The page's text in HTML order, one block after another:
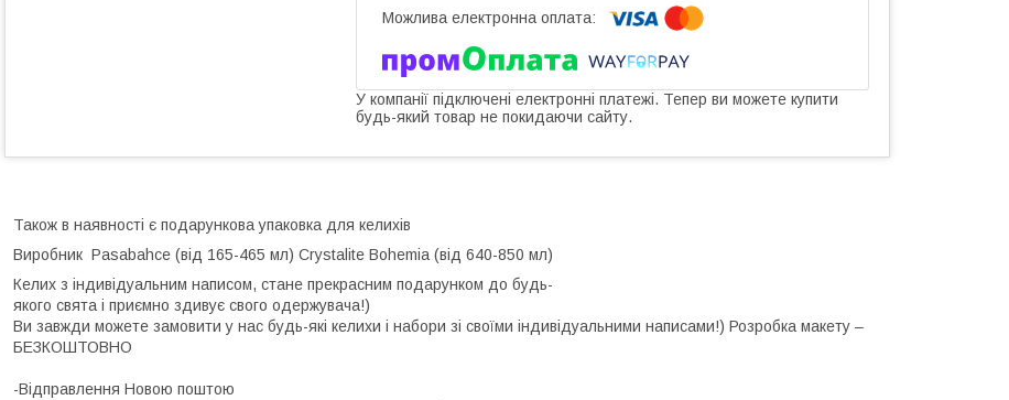
У компанії підключені електронні платежі. Тепер ви можете купити
будь-який товар не покидаючи сайту.
Також в наявності є подарункова упаковка для келихів
Виробник Pasabahce (від 165-465 мл) Crystalite Bohemia (від 640-850 мл)
Келих з індивідуальним написом, стане прекрасним подарунком до будь-
якого свята і приємно здивує свого одержувача!)
Ви завжди можете замовити у нас будь-які келихи і набори зі своїми індивідуальними написами!) Розробка макету –
БЕЗКОШТОВНО
-Відправлення Новою поштою